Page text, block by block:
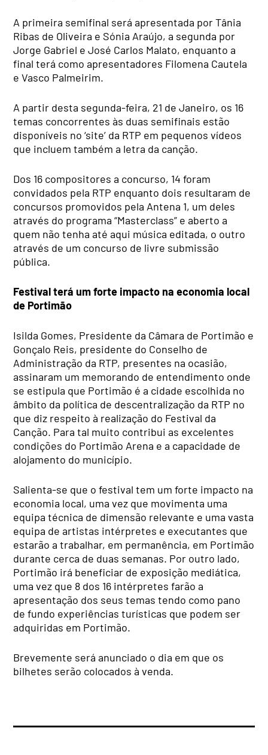
A primeira semifinal será apresentada por Tânia
Ribas de Oliveira e Sónia Araújo, a segunda por
Jorge Gabriel e José Carlos Malato, enquanto a
final terá como apresentadores Filomena Cautela
e Vasco Palmeirim.
A partir desta segunda-feira, 21 de Janeiro, os 16
temas concorrentes às duas semifinais estão
disponíveis no ‘site’ da RTP em pequenos vídeos
que incluem também a letra da canção.
Dos 16 compositores a concurso, 14 foram
convidados pela RTP enquanto dois resultaram de
concursos promovidos pela Antena 1, um deles
através do programa “Masterclass” e aberto a
quem não tenha até aqui música editada, o outro
através de um concurso de livre submissão
pública.
Festival terá um forte impacto na economia local
de Portimão
Isilda Gomes, Presidente da Câmara de Portimão e
Gonçalo Reis, presidente do Conselho de
Administração da RTP, presentes na ocasião,
assinaram um memorando de entendimento onde
se estipula que Portimão é a cidade escolhida no
âmbito da política de descentralização da RTP no
que diz respeito à realização do Festival da
Canção. Para tal muito contribui as excelentes
condições do Portimão Arena e a capacidade de
alojamento do município.
Salienta-se que o festival tem um forte impacto na
economia local, uma vez que movimenta uma
equipa técnica de dimensão relevante e uma vasta
equipa de artistas intérpretes e executantes que
estarão a trabalhar, em permanência, em Portimão
durante cerca de duas semanas. Por outro lado,
Portimão irá beneficiar de exposição mediática,
uma vez que 8 dos 16 intérpretes farão a
apresentação dos seus temas tendo como pano
de fundo experiências turísticas que podem ser
adquiridas em Portimão.
Brevemente será anunciado o dia em que os
bilhetes serão colocados à venda.